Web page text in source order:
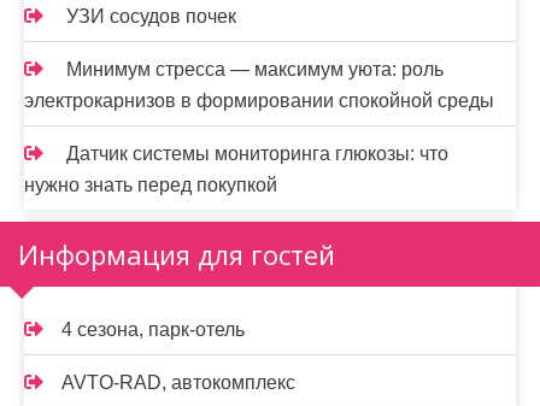
УЗИ сосудов почек
Минимум стресса — максимум уюта: роль
электрокарнизов в формировании спокойной среды
Датчик системы мониторинга глюкозы: что
нужно знать перед покупкой
Информация для гостей
4 сезона, парк-отель
AVTO-RAD, автокомплекс